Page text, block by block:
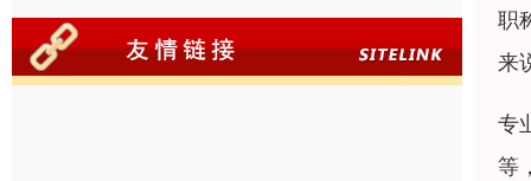
职
来
专
等